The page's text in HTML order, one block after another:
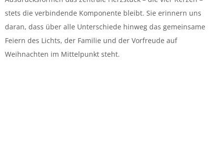
stets die verbindende Komponente bleibt. Sie erinnern uns
daran, dass über alle Unterschiede hinweg das gemeinsame
Feiern des Lichts, der Familie und der Vorfreude auf
Weihnachten im Mittelpunkt steht.